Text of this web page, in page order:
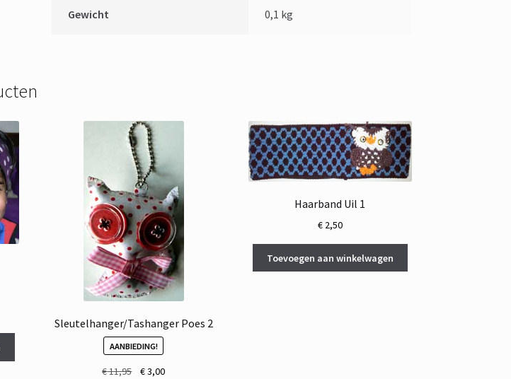
Gewicht 0,1 kg
Sleutelhanger/Tashanger Poes 2
AANBIEDING!
€11,95
Oorspronkelijke
€3,00Huidige
Haarband Uil 1
€2,50
Toevoegen aan winkelwagen